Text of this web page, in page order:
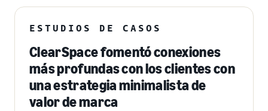
ESTUDIOS DE CASOS
ClearSpace fomentó conexiones
más profundas con los clientes con
una estrategia minimalista de
valor de marca